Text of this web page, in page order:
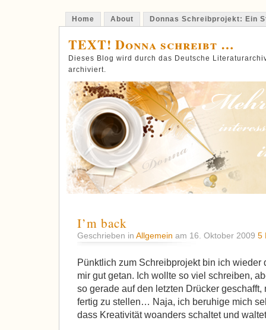
Home About Donnas Schreibprojekt: Ein
TEXT! Donna schreibt …
Dieses Blog wird durch das Deutsche
archiviert.
I’m back
Geschrieben in Allgemein am 16. Oktober 2009 5
Pünktlich zum Schreibprojekt bin ich wieder
mir gut getan. Ich wollte so viel schreiben,
so gerade auf den letzten Drücker
fertig zu stellen… Naja, ich beruhige mich
dass Kreativität woanders schaltet und